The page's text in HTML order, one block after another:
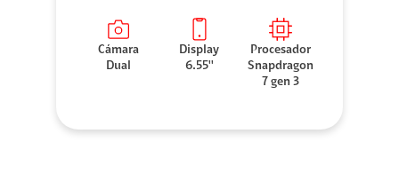
Cámara
Dual
Display
6.55''
Procesador
Snapdragon
7 gen 3